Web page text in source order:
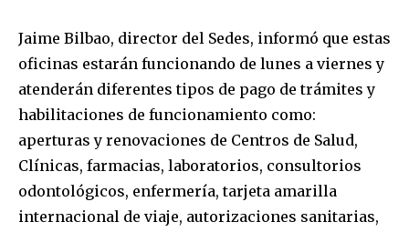
Jaime Bilbao, director del Sedes, informó que estas
oficinas estarán funcionando de lunes a viernes y
atenderán diferentes tipos de pago de trámites y
habilitaciones de funcionamiento como:
aperturas y renovaciones de Centros de Salud,
Clínicas, farmacias, laboratorios, consultorios
odontológicos, enfermería, tarjeta amarilla
internacional de viaje, autorizaciones sanitarias,